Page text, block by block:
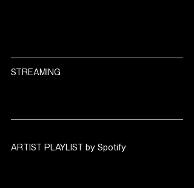
STREAMING
ARTIST PLAYLIST by Spotify